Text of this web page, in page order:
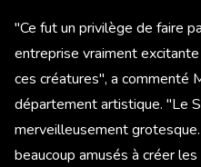
"Ce fut un privilège de faire
entreprise vraiment
ces créatures", a commenté
département artistique. "Le
merveilleusement
beaucoup amusés à créer